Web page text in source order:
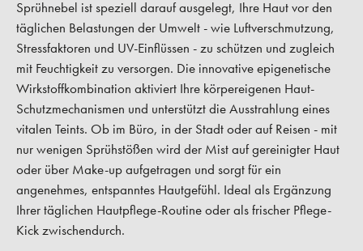
Sprühnebel ist speziell darauf ausgelegt, Ihre Haut vor den
täglichen Belastungen der Umwelt - wie Luftverschmutzung,
Stressfaktoren und UV-Einflüssen - zu schützen und zugleich
mit Feuchtigkeit zu versorgen. Die innovative epigenetische
Wirkstoffkombination aktiviert Ihre körpereigenen Haut-
Schutzmechanismen und unterstützt die Ausstrahlung eines
vitalen Teints. Ob im Büro, in der Stadt oder auf Reisen - mit
nur wenigen Sprühstößen wird der Mist auf gereinigter Haut
oder über Make-up aufgetragen und sorgt für ein
angenehmes, entspanntes Hautgefühl. Ideal als Ergänzung
Ihrer täglichen Hautpflege-Routine oder als frischer Pflege-
Kick zwischendurch.